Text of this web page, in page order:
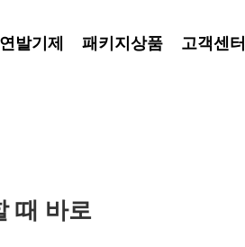
발기제 패키지상품 고객센터
때 바로